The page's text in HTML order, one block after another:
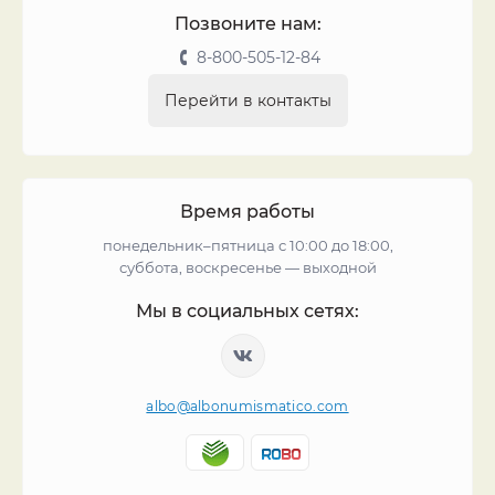
Позвоните нам:
8-800-505-12-84
Перейти в контакты
Время работы
понедельник–пятница с 10:00 до 18:00,
суббота, воскресенье — выходной
Мы в социальных сетях:
albo@albonumismatico.com